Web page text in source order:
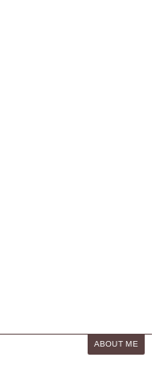
ABOUT ME